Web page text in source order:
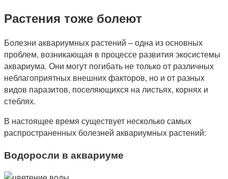
Растения тоже болеют
Болезни аквариумных растений – одна из основных
проблем, возникающая в процессе развития экосистемы
аквариума. Они могут погибать не только от различных
неблагоприятных внешних факторов, но и от разных
видов паразитов, поселяющихся на листьях, корнях и
стеблях.
В настоящее время существует несколько самых
распространенных болезней аквариумных растений:
Водоросли в аквариуме